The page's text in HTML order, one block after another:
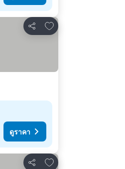
แชร์
เพิ่มในรายการโปรด
ดูราคา
แชร์
เพิ่มในรายการโปรด